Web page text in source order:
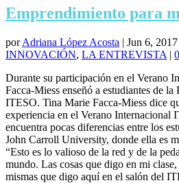
Emprendimiento para
porAdriana López Acosta | Jun 6, 2017
INNOVACIÓN, LA ENTREVISTA | 0
Durante su participación en el Verano
Facca-Miess enseñó a estudiantes de
ITESO. Tina Marie Facca-Miess dice
experiencia en el Verano Internacional
encuentra pocas diferencias entre los
John Carroll University, donde ella es
“Esto es lo valioso de la red y de la
mundo. Las cosas que digo en mi
mismas que digo aquí en el salón del